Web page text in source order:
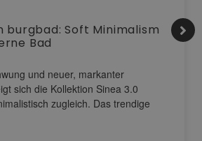
burgbad: Soft Minimalism
Bad
und neuer, markanter
sich die Kollektion Sinea 3.0
zugleich. Das trendige